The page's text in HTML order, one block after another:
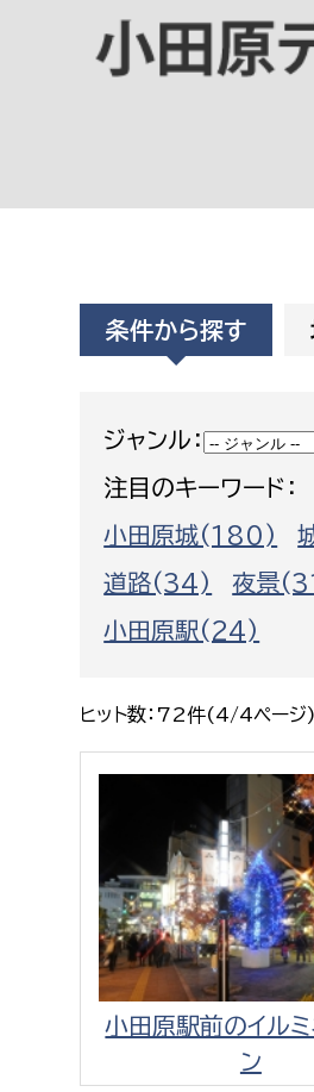
小・中学生
高校生・大学生など
障がい者
傷病者
事業者
労働者
求職者
外国人
地域安全課
人権・男女共同参画課
福祉健康部
福祉政策課
高齢介護課
健康づくり課
建設部
建設政策課
国県事業推進課
土木管理課
条件から探す
ジャンル：
注目のキーワード：
小田原城(180)
道路(34)
夜景
小田原駅(24)
ヒット数：72件(4/4ページ)
小田原駅前のイルミ
ン